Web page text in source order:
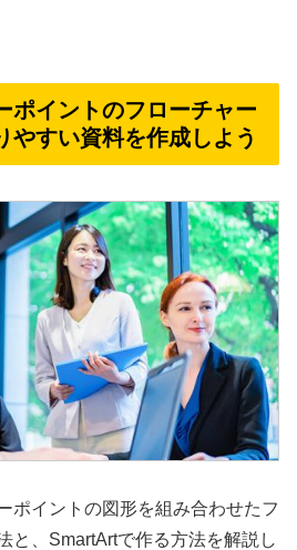
ポイントのフローチャー
やすい資料を作成しよう
ポイントの図形を組み合わせたフ
と、SmartArtで作る方法を解説し